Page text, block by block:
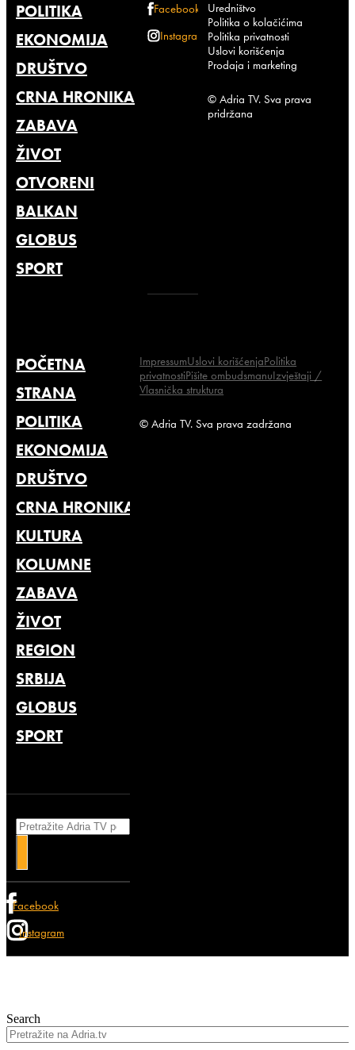
POLITIKA
EKONOMIJA
DRUŠTVO
CRNA HRONIKA
ZABAVA
ŽIVOT
OTVORENI
BALKAN
GLOBUS
SPORT
Facebook
Instagram
Uredništvo
Politika o kolačićima
Politika privatnosti
Uslovi korišćenja
Prodaja i marketing
© Adria TV. Sva prava
pridržana
POČETNA
STRANA
POLITIKA
EKONOMIJA
DRUŠTVO
CRNA HRONIKA
KULTURA
KOLUMNE
ZABAVA
ŽIVOT
REGION
SRBIJA
GLOBUS
SPORT
Facebook
Instagram
ImpressumUslovi korišćenjaPolitika
privatnostiPišite ombudsmanuIzvještaji /
Vlasnička struktura
© Adria TV. Sva prava zadržana
Search